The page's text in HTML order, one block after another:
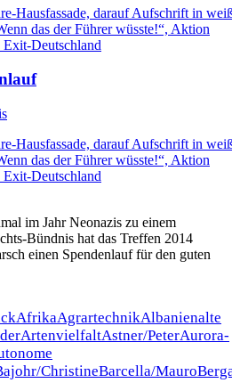
im Jahr Neonazis zu einem
Bündnis hat das Treffen 2014
einen Spendenlauf für den guten
AfrikaAgrartechnikAlbanienalte
ArtenvielfaltAstner/PeterAurora-
ChristineBarcella/Mauro